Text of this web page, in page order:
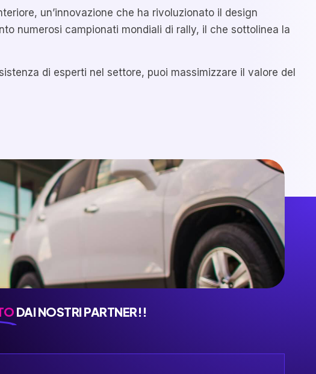
un’innovazione che ha rivoluzionato il design
numerosi campionati mondiali di rally, il che sottolinea la
di esperti nel settore, puoi massimizzare il valore del
DAI NOSTRI PARTNER!!